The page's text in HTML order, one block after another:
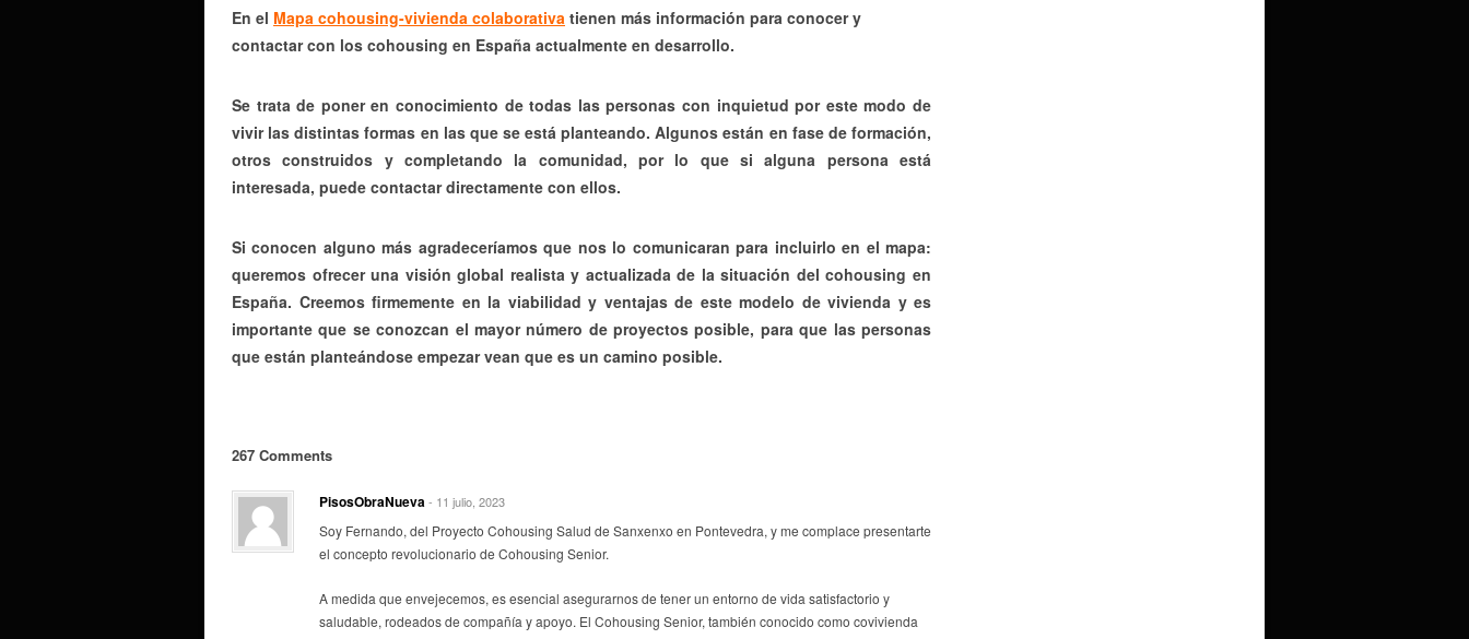
En el Mapa cohousing-vivienda colaborativa tienen más información para conocer y
contactar con los cohousing en España actualmente en desarrollo.
Se trata de poner en conocimiento de todas las personas con inquietud por este modo de
vivir las distintas formas en las que se está planteando. Algunos están en fase de formación,
otros construidos y completando la comunidad, por lo que si alguna persona está
interesada, puede contactar directamente con ellos.
Si conocen alguno más agradeceríamos que nos lo comunicaran para incluirlo en el mapa:
queremos ofrecer una visión global realista y actualizada de la situación del cohousing en
España. Creemos firmemente en la viabilidad y ventajas de este modelo de vivienda y es
importante que se conozcan el mayor número de proyectos posible, para que las personas
que están planteándose empezar vean que es un camino posible.
267 Comments
PisosObraNueva- 11 julio, 2023
Soy Fernando, del Proyecto Cohousing Salud de Sanxenxo en Pontevedra, y me complace presentarte
el concepto revolucionario de Cohousing Senior.
A medida que envejecemos, es esencial asegurarnos de tener un entorno de vida satisfactorio y
saludable, rodeados de compañía y apoyo. El Cohousing Senior, también conocido como covivienda